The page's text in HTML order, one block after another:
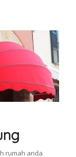
rumah anda